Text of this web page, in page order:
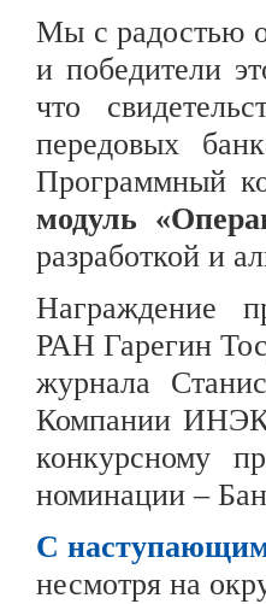
Мы с радостью
и победители
что
передовых
Программный
модуль
разработкой и
Награждение
РАН Гарегин
журнала
Компании
конкурсному
номинации –
С
несмотря на